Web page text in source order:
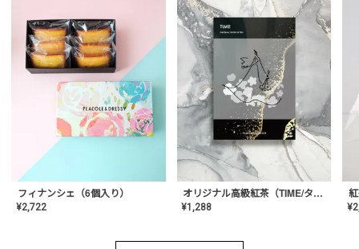
フィナンシェ（6個入り）
¥2,722
オリジナル高級紅茶（TIME/タイム）【ギフト/プチギフト/プレゼント/内祝い/結婚式/オリジナル配合/高品質/ハーブティー/茶葉/記念日/お返し/手土産/美容/おしゃれ】
¥1,288 ¥